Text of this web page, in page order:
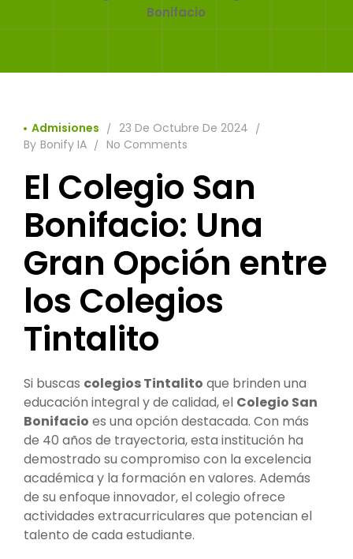
Bonifacio
Admisiones
23 De Octubre De 2024
By Bonify IA No Comments
El Colegio San
Bonifacio: Una
Gran Opción entre
los Colegios
Tintalito
Si buscas colegios Tintalito que brinden una
educación integral y de calidad, el Colegio San
Bonifacio es una opción destacada. Con más
de 40 años de trayectoria, esta institución ha
demostrado su compromiso con la excelencia
académica y la formación en valores. Además
de su enfoque innovador, el colegio ofrece
actividades extracurriculares que potencian el
talento de cada estudiante.